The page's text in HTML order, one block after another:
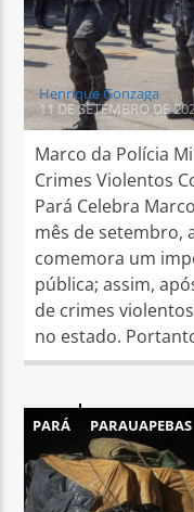
Henrique Gonzaga
11 DE SETEMBRO DE
Marco da Polícia
Crimes Violentos
Pará Celebra
mês de setembro,
comemora um
pública; assim,
de crimes
no estado.
PARÁ PARAUAPEBAS